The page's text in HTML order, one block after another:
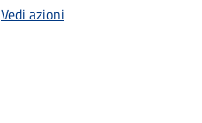
Vedi azioni